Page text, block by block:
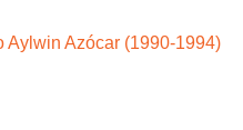
Aylwin Azócar (1990-1994)